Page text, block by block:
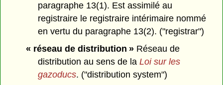
paragraphe 13(1). Est assimilé au
registraire le registraire intérimaire nommé
en vertu du paragraphe 13(2). ("registrar")
« réseau de distribution »Réseau de
distribution au sens de laLoi sur les
gazoducs. ("distribution system")